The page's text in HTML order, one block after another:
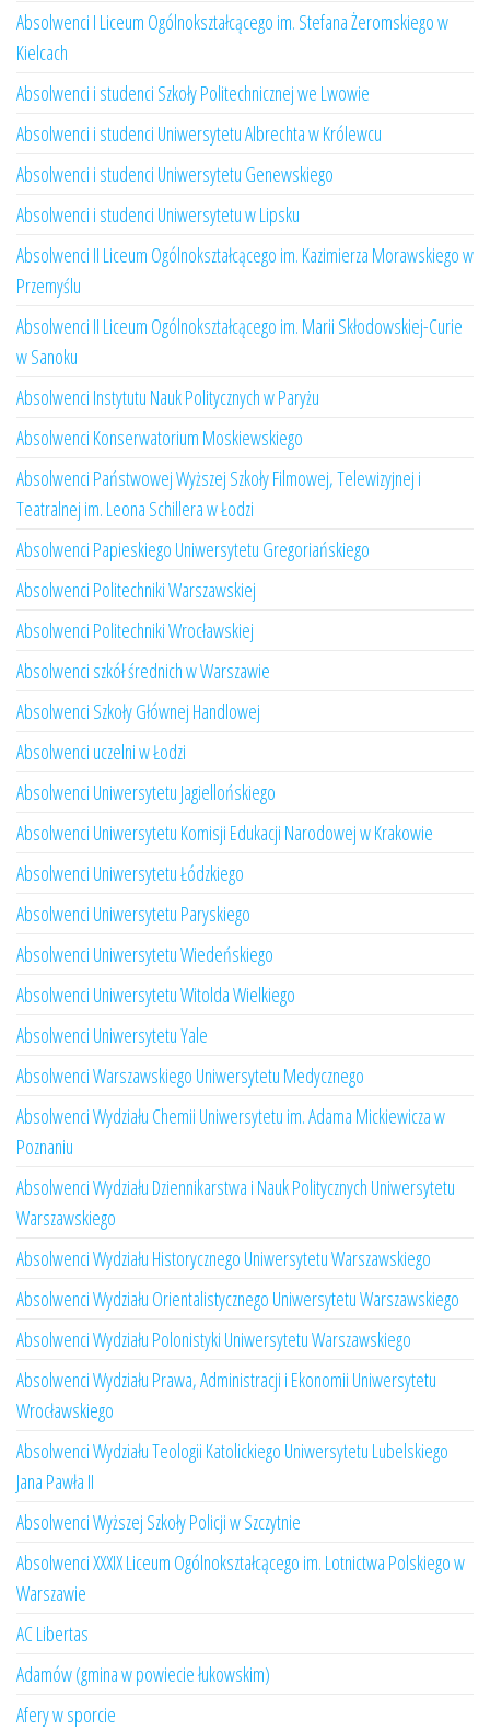
Absolwenci I Liceum Ogólnokształcącego im. Stefana Żeromskiego w
Kielcach
Absolwenci i studenci Szkoły Politechnicznej we Lwowie
Absolwenci i studenci Uniwersytetu Albrechta w Królewcu
Absolwenci i studenci Uniwersytetu Genewskiego
Absolwenci i studenci Uniwersytetu w Lipsku
Absolwenci II Liceum Ogólnokształcącego im. Kazimierza Morawskiego w
Przemyślu
Absolwenci II Liceum Ogólnokształcącego im. Marii Skłodowskiej-Curie
w Sanoku
Absolwenci Instytutu Nauk Politycznych w Paryżu
Absolwenci Konserwatorium Moskiewskiego
Absolwenci Państwowej Wyższej Szkoły Filmowej, Telewizyjnej i
Teatralnej im. Leona Schillera w Łodzi
Absolwenci Papieskiego Uniwersytetu Gregoriańskiego
Absolwenci Politechniki Warszawskiej
Absolwenci Politechniki Wrocławskiej
Absolwenci szkół średnich w Warszawie
Absolwenci Szkoły Głównej Handlowej
Absolwenci uczelni w Łodzi
Absolwenci Uniwersytetu Jagiellońskiego
Absolwenci Uniwersytetu Komisji Edukacji Narodowej w Krakowie
Absolwenci Uniwersytetu Łódzkiego
Absolwenci Uniwersytetu Paryskiego
Absolwenci Uniwersytetu Wiedeńskiego
Absolwenci Uniwersytetu Witolda Wielkiego
Absolwenci Uniwersytetu Yale
Absolwenci Warszawskiego Uniwersytetu Medycznego
Absolwenci Wydziału Chemii Uniwersytetu im. Adama Mickiewicza w
Poznaniu
Absolwenci Wydziału Dziennikarstwa i Nauk Politycznych Uniwersytetu
Warszawskiego
Absolwenci Wydziału Historycznego Uniwersytetu Warszawskiego
Absolwenci Wydziału Orientalistycznego Uniwersytetu Warszawskiego
Absolwenci Wydziału Polonistyki Uniwersytetu Warszawskiego
Absolwenci Wydziału Prawa, Administracji i Ekonomii Uniwersytetu
Wrocławskiego
Absolwenci Wydziału Teologii Katolickiego Uniwersytetu Lubelskiego
Jana Pawła II
Absolwenci Wyższej Szkoły Policji w Szczytnie
Absolwenci XXXIX Liceum Ogólnokształcącego im. Lotnictwa Polskiego w
Warszawie
AC Libertas
Adamów (gmina w powiecie łukowskim)
Afery w sporcie